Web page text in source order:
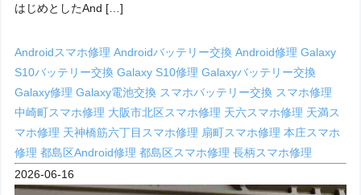
はじめとしたAnd […]
Androidスマホ修理Androidバッテリー交換Android修理Galaxy
S10バッテリー交換Galaxy S10修理Galaxyバッテリー交換
Galaxy修理Galaxy電池交換 スマホバッテリー交換 スマホ修理
中崎町スマホ修理 大阪市北区スマホ修理 天六スマホ修理 天満ス
マホ修理 天神橋筋六丁目スマホ修理 扇町スマホ修理本庄スマホ
修理都島区Android修理都島区スマホ修理長柄スマホ修理
2026-06-16